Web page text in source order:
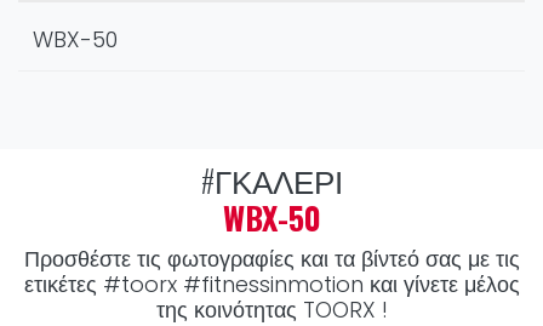
WBX-50
#ΓΚΑΛΕΡΊ
WBX-50
Προσθέστε τις φωτογραφίες και τα βίντεό σας με τις
ετικέτες #toorx #fitnessinmotion και γίνετε μέλος
της κοινότητας TOORX !